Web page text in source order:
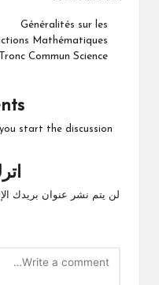
navigation
Généralités sur les
Mathématiques
Commun Science
start the discussion?
لن يتم نشر عنوان بريدك